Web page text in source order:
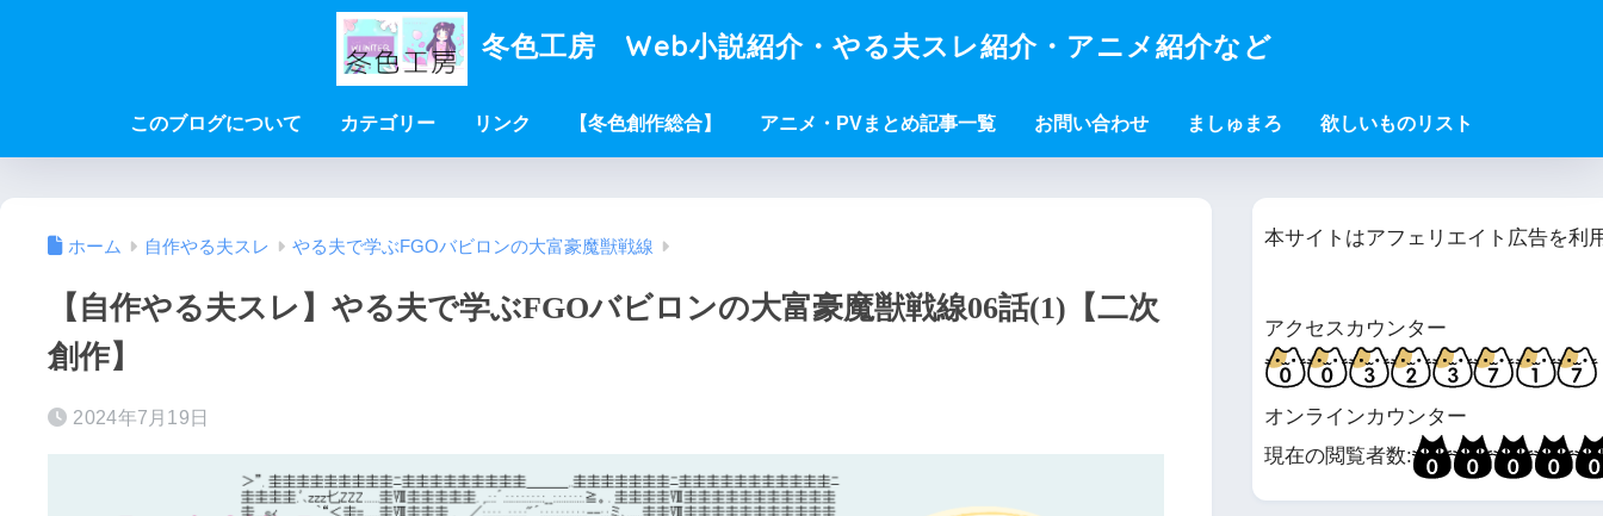
冬色工房 Web小説紹介・やる夫スレ紹介・アニメ紹介など
このブログについて カテゴリー リンク 【冬色創作総合】 アニメ・PVまとめ記事一覧 お問い合わせ ましゅまろ 欲しいものリスト
ホーム 自作やる夫スレ やる夫で学ぶFGOバビロンの大富豪魔獣戦線
【自作やる夫スレ】やる夫で学ぶFGOバビロンの大富豪魔獣戦線06話(1)【二次
創作】
2024年7月19日
本サイトはアフェリエイト広告を利
アクセスカウンター
オンラインカウンター
現在の閲覧者数: